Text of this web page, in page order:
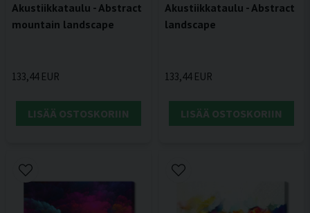
Akustiikkataulu - Abstract
mountain landscape
133,44 EUR
LISÄÄ OSTOSKORIIN
Akustiikkataulu - Abstract
landscape
133,44 EUR
LISÄÄ OSTOSKORIIN